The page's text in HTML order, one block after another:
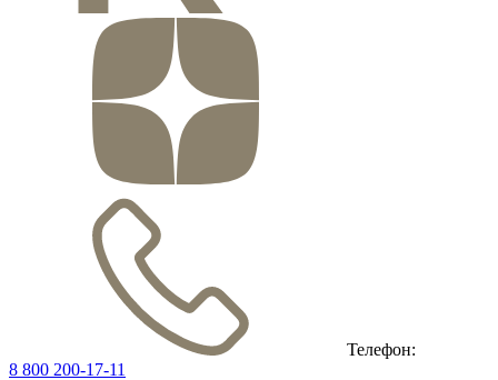
Телефон:
8 800 200-17-11